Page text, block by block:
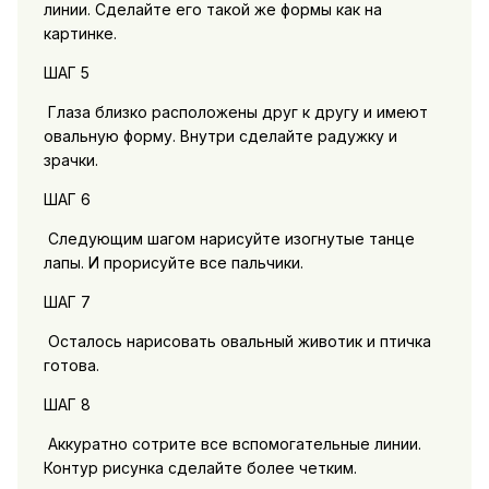
линии. Сделайте его такой же формы как на
картинке.
ШАГ 5
Глаза близко расположены друг к другу и имеют
овальную форму. Внутри сделайте радужку и
зрачки.
ШАГ 6
Следующим шагом нарисуйте изогнутые танце
лапы. И прорисуйте все пальчики.
ШАГ 7
Осталось нарисовать овальный животик и птичка
готова.
ШАГ 8
Аккуратно сотрите все вспомогательные линии.
Контур рисунка сделайте более четким.